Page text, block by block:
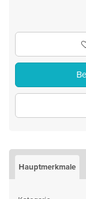
Hauptmerkmale